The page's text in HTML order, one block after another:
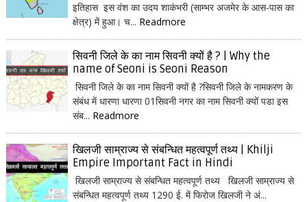
इतिहास इस वंश का उदय शाकंभरी (साम्भर अजमेर के आस-पास का
क्षेत्र) में हुआ। च... Readmore
सिवनी जिले के का नाम सिवनी क्यों है ? | Why the
name of Seoni is Seoni Reason
सिवनी जिले के का नाम सिवनी क्यों है ?सिवनी जिले के नामकरण के
संबंध में धारणा धारणा 01सिवनी नगर का नाम सिवनी क्यों पडा इस
संब... Readmore
खिलजी साम्राज्य से संबन्धित महत्वपूर्ण तथ्य | Khilji
Empire Important Fact in Hindi
खिलजी साम्राज्य से संबन्धित महत्वपूर्ण तथ्य खिलजी साम्राज्य से
संबन्धित महत्वपूर्ण तथ्य 1290 ई. में फिरोज खिलजी ने अं...